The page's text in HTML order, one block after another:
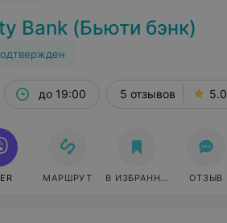
Bank (Бьюти бэнк)
до 19:00 5 отзывов 5.0
МАРШРУТ В ИЗБРАННОЕ ОТЗЫВ